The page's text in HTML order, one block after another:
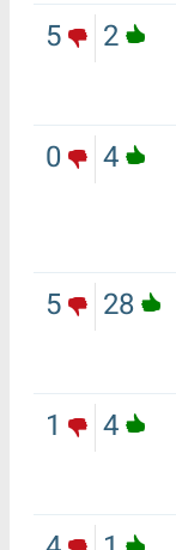
2
5
4
0
28
5
4
1